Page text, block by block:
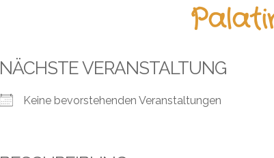
NÄCHSTE VERANSTALTUNG
Keine bevorstehenden Veranstaltungen